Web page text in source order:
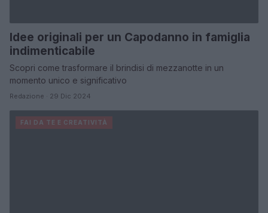
Idee originali per un Capodanno in famiglia
indimenticabile
Scopri come trasformare il brindisi di mezzanotte in un
momento unico e significativo
Redazione · 29 Dic 2024
FAI DA TE E CREATIVITÀ